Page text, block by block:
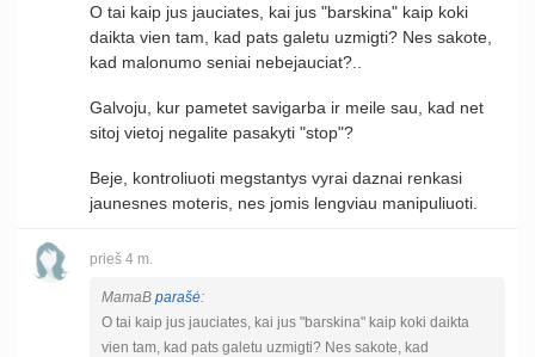
O tai kaip jus jauciates, kai jus "barskina" kaip koki
daikta vien tam, kad pats galetu uzmigti? Nes sakote,
kad malonumo seniai nebejauciat?..
Galvoju, kur pametet savigarba ir meile sau, kad net
sitoj vietoj negalite pasakyti "stop"?
Beje, kontroliuoti megstantys vyrai daznai renkasi
jaunesnes moteris, nes jomis lengviau manipuliuoti.
prieš 4 m.
MamaB parašė:
O tai kaip jus jauciates, kai jus "barskina" kaip koki daikta
vien tam, kad pats galetu uzmigti? Nes sakote, kad